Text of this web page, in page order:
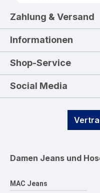
Zahlung & Versand
Informationen
Shop-Service
Social Media
Damen Jeans und
MAC Jeans